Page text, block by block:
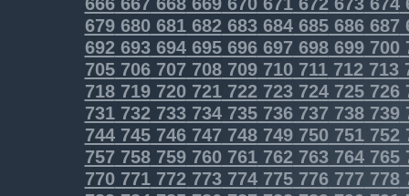
679680681682683684685686687
692693694695696697698699700
705706707708709710711712713
718719720721722723724725726
731732733734735736737 738739
744745746747748749750751752
757758759760761762763764765
770771772773774775776777 778